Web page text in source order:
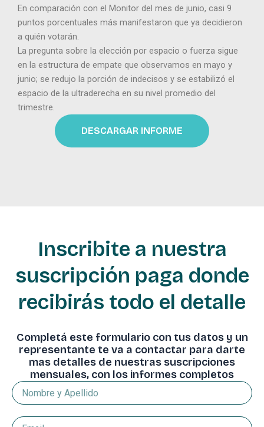
En comparación con el Monitor del mes de junio, casi 9
puntos porcentuales más manifestaron que ya decidieron
a quién votarán.
La pregunta sobre la elección por espacio o fuerza sigue
en la estructura de empate que observamos en mayo y
junio; se redujo la porción de indecisos y se estabilizó el
espacio de la ultraderecha en su nivel promedio del
trimestre.
DESCARGAR INFORME
Inscribite a nuestra
suscripción paga donde
recibirás todo el detalle
Completá este formulario con tus datos y un
representante te va a contactar para darte
mas detalles de nuestras suscripciones
mensuales, con los informes completos
Nombre
y
Email